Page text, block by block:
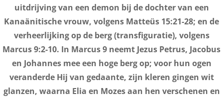
uitdrijving van een demon bij de dochter van een
Kanaänitische vrouw, volgens Matteüs 15:21-28; en de
verheerlijking op de berg (transfiguratie), volgens
Marcus 9:2-10. In Marcus 9 neemt Jezus Petrus, Jacobus
en Johannes mee een hoge berg op; voor hun ogen
veranderde Hij van gedaante, zijn kleren gingen wit
glanzen, waarna Elia en Mozes aan hen verschenen en